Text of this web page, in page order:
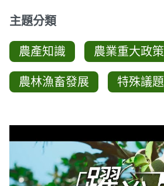
主題分類
農產知識 農業重大政策
農林漁畜發展 特殊議題